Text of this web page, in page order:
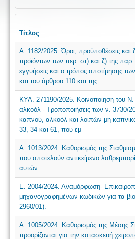
Τίτλος
Α. 1182/2025. Όροι, προϋποθέσεις και
προϊόντων των περ. στ) και ζ) της παρ.
εγγυήσεις και ο τρόπος αποτίμησης
και του άρθρου 110 και της
ΚΥΑ. 271190/2025. Κοινοποίηση του
αλκοόλ - Τροποποιήσεις των ν. 3730/
καπνού, αλκοόλ και λοιπών μη
33, 34 και 61, που εμ
Α. 1013/2024. Καθορισμός της
που αποτελούν αντικείμενο
αυτών.
Ε. 2004/2024. Αναμόρφωση-
μηχανογραφημένων κωδικών για τα
2960/01).
Α. 1005/2024. Καθορισμός της Μέσης
προορίζονται για την κατασκευή